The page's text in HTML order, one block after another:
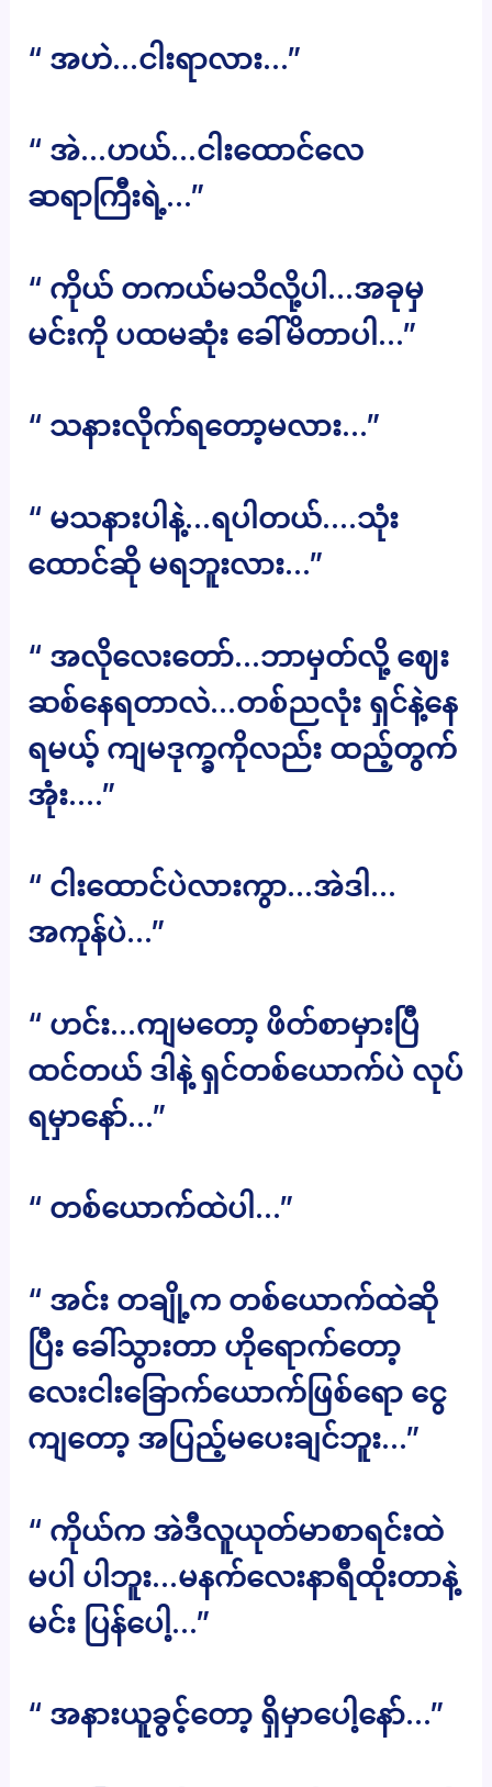
“ အဟဲ…ငါးရာလား…”
“ အဲ…ဟယ်…ငါးထောင်လေ
ဆရာကြီးရဲ့…”
“ ကိုယ် တကယ်မသိလို့ပါ…အခုမှ
မင်းကို ပထမဆုံး ခေါ်မိတာပါ…”
“ သနားလိုက်ရတော့မလား…”
“ မသနားပါနဲ့…ရပါတယ်….သုံး
ထောင်ဆို မရဘူးလား…”
“ အလိုလေးတော်…ဘာမှတ်လို့ ဈေး
ဆစ်နေရတာလဲ…တစ်ညလုံး ရှင်နဲ့နေ
ရမယ့် ကျမဒုက္ခကိုလည်း ထည့်တွက်
အုံး….”
“ ငါးထောင်ပဲလားကွာ…အဲဒါ…
အကုန်ပဲ…”
“ ဟင်း…ကျမတော့ ဖိတ်စာမှားပြီ
ထင်တယ် ဒါနဲ့ ရှင်တစ်ယောက်ပဲ လုပ်
ရမှာနော်…”
“ တစ်ယောက်ထဲပါ…”
“ အင်း တချို့က တစ်ယောက်ထဲဆို
ပြီး ခေါ်သွားတာ ဟိုရောက်တော့
လေးငါးခြောက်ယောက်ဖြစ်ရော ငွေ
ကျတော့ အပြည့်မပေးချင်ဘူး…”
“ ကိုယ်က အဲဒီလူယုတ်မာစာရင်းထဲ
မပါ ပါဘူး…မနက်လေးနာရီထိုးတာနဲ့
မင်း ပြန်ပေါ့…”
“ အနားယူခွင့်တော့ ရှိမှာပေါ့နော်…”